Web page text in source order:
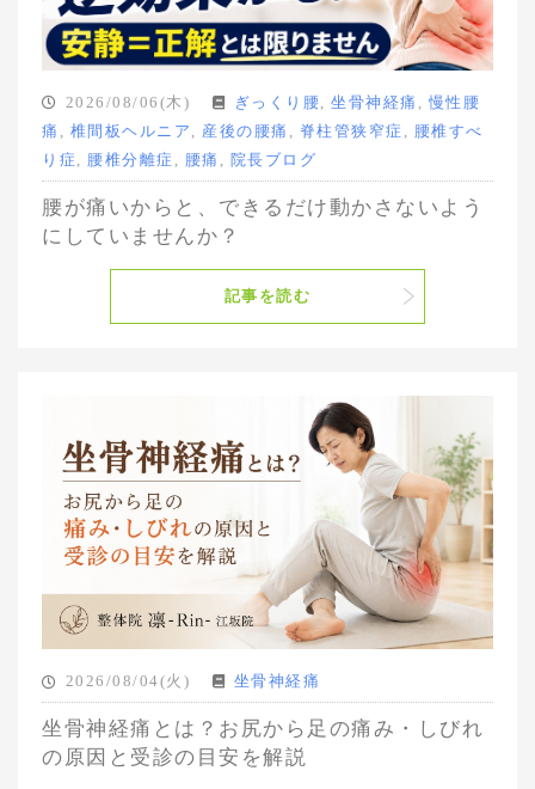
2026/08/06(木) ぎっくり腰 坐骨神経痛
慢性腰
痛
椎間板ヘルニア 産後の腰痛 脊柱管狭窄症
腰椎すべ
り症
腰椎分離症 腰痛 院長ブログ
腰が痛いからと、できるだけ動かさないよう
にしていませんか？
記事を読む
2026/08/04(火) 坐骨神経痛
坐骨神経痛とは？お尻から足の痛み・しびれ
の原因と受診の目安を解説